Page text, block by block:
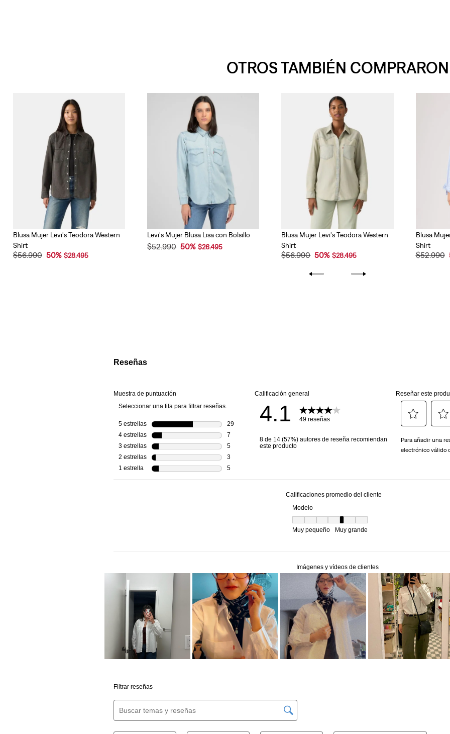
OTROS TAMBIÉN COMPRARON
Blusa Mujer Levi's Teodora Western
Shirt
$56.990 50% $28.495
Levi's Mujer Blusa Lisa con Bolsillo
$52.990 50% $26.495
Blusa Mujer Levi's Teodora Western
Shirt
$56.990 50% $28.495
Blusa
Shirt
$52.990